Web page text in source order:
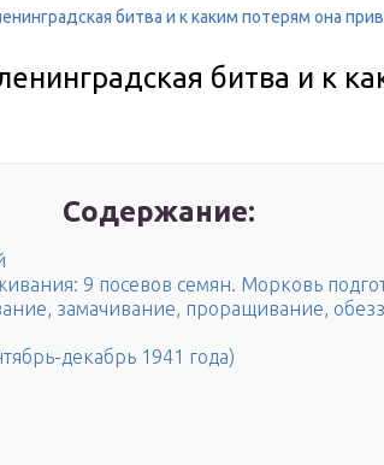
битва и к каким потерям она
битва и к
Содержание:
9 посевов семян. Морковь
замачивание, проращивание,
декабрь 1941 года)